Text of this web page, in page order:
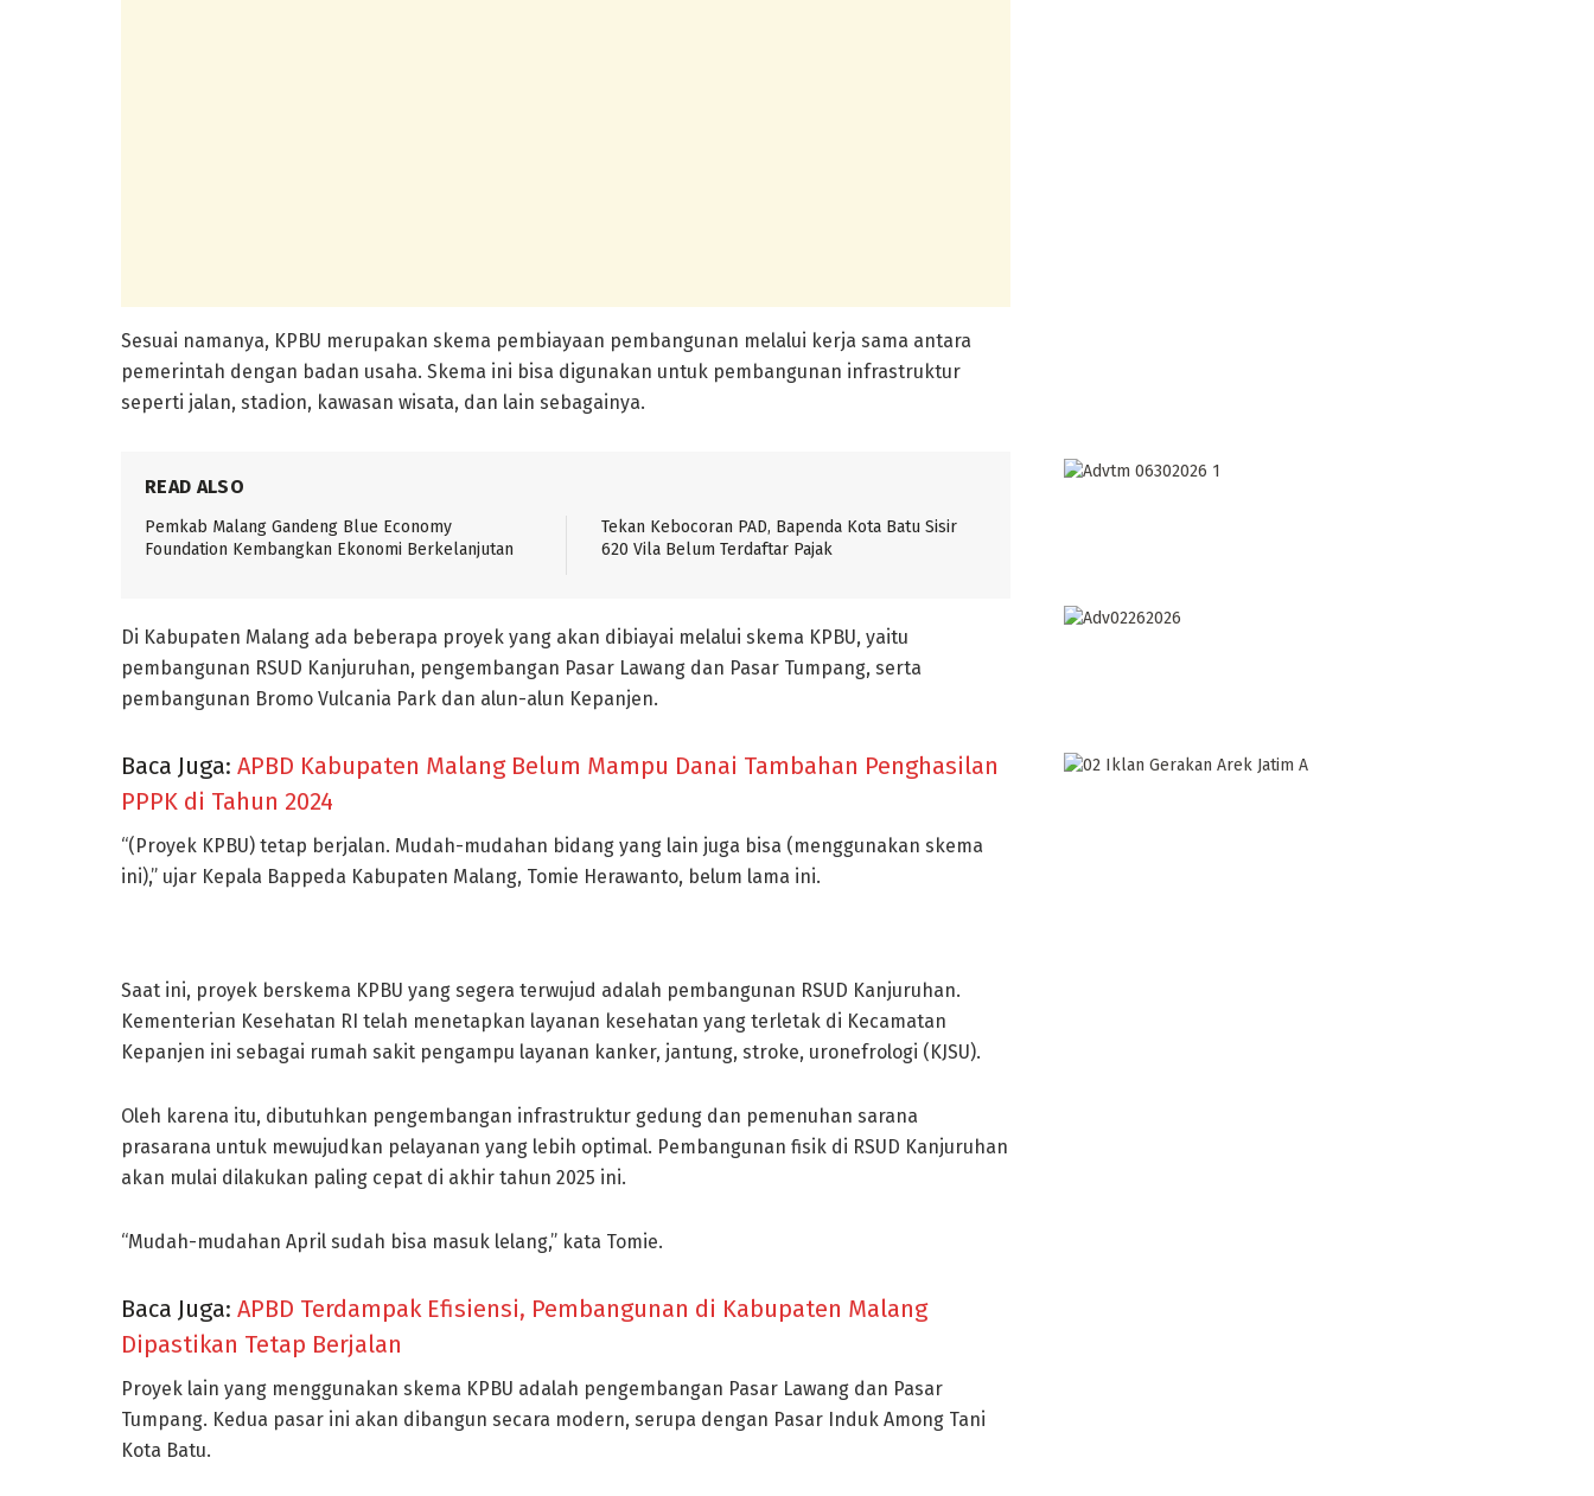
Sesuai namanya, KPBU merupakan skema pembiayaan pembangunan melalui kerja sama antara
pemerintah dengan badan usaha. Skema ini bisa digunakan untuk pembangunan infrastruktur
seperti jalan, stadion, kawasan wisata, dan lain sebagainya.
READ ALSO
Pemkab Malang Gandeng Blue Economy
Foundation Kembangkan Ekonomi Berkelanjutan
Tekan Kebocoran PAD, Bapenda Kota Batu Sisir
620 Vila Belum Terdaftar Pajak
Di Kabupaten Malang ada beberapa proyek yang akan dibiayai melalui skema KPBU, yaitu
pembangunan RSUD Kanjuruhan, pengembangan Pasar Lawang dan Pasar Tumpang, serta
pembangunan Bromo Vulcania Park dan alun-alun Kepanjen.
Baca Juga: APBD Kabupaten Malang Belum Mampu Danai Tambahan Penghasilan
PPPK di Tahun 2024
“(Proyek KPBU) tetap berjalan. Mudah-mudahan bidang yang lain juga bisa (menggunakan skema
ini),” ujar Kepala Bappeda Kabupaten Malang, Tomie Herawanto, belum lama ini.
Saat ini, proyek berskema KPBU yang segera terwujud adalah pembangunan RSUD Kanjuruhan.
Kementerian Kesehatan RI telah menetapkan layanan kesehatan yang terletak di Kecamatan
Kepanjen ini sebagai rumah sakit pengampu layanan kanker, jantung, stroke, uronefrologi (KJSU).
Oleh karena itu, dibutuhkan pengembangan infrastruktur gedung dan pemenuhan sarana
prasarana untuk mewujudkan pelayanan yang lebih optimal. Pembangunan fisik di RSUD Kanjuruhan
akan mulai dilakukan paling cepat di akhir tahun 2025 ini.
“Mudah-mudahan April sudah bisa masuk lelang,” kata Tomie.
Baca Juga: APBD Terdampak Efisiensi, Pembangunan di Kabupaten Malang
Dipastikan Tetap Berjalan
Proyek lain yang menggunakan skema KPBU adalah pengembangan Pasar Lawang dan Pasar
Tumpang. Kedua pasar ini akan dibangun secara modern, serupa dengan Pasar Induk Among Tani
Kota Batu.